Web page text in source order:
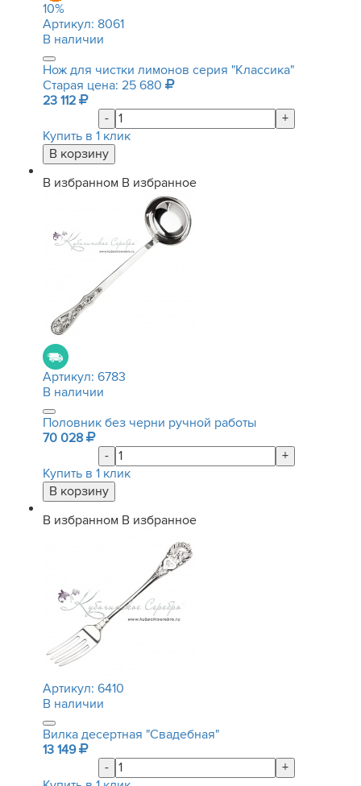
10%
Артикул: 8061
В наличии
Нож для чистки лимонов серия "Классика"
Старая цена: 25 680
23 112
-
+
Купить в 1 клик
В избранном В избранное
Артикул: 6783
В наличии
Половник без черни ручной работы
70 028
-
+
Купить в 1 клик
В избранном В избранное
Артикул: 6410
В наличии
Вилка десертная "Свадебная"
13 149
-
+